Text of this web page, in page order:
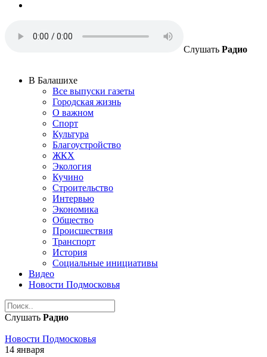
Слушать Радио
В Балашихе
Все выпуски газеты
Городская жизнь
О важном
Спорт
Культура
Благоустройство
ЖКХ
Экология
Кучино
Строительство
Интервью
Экономика
Общество
Происшествия
Транспорт
История
Социальные инициативы
Видео
Новости Подмосковья
Слушать Радио
Новости Подмосковья
14 января